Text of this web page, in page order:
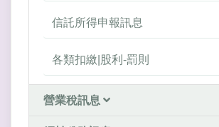
信託所得申報訊息
各類扣繳|股利-罰則
營業稅訊息